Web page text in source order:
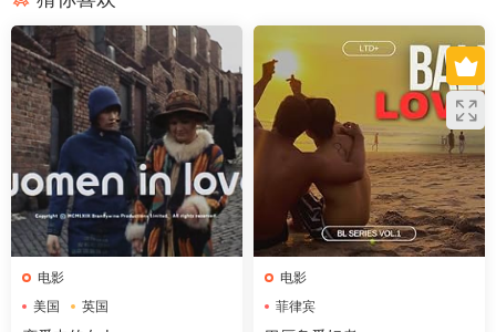
电影
美国
英国
电影
菲律宾